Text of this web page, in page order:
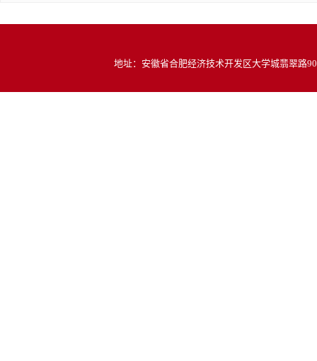
地址：安徽省合肥经济技术开发区大学城翡翠路